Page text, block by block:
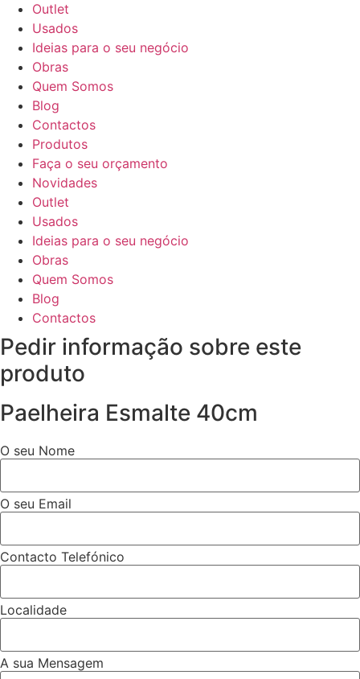
Outlet
Usados
Ideias para o seu negócio
Obras
Quem Somos
Blog
Contactos
Produtos
Faça o seu orçamento
Novidades
Outlet
Usados
Ideias para o seu negócio
Obras
Quem Somos
Blog
Contactos
Pedir informação sobre este
produto
Paelheira Esmalte 40cm
O seu Nome
O seu Email
Contacto Telefónico
Localidade
A sua Mensagem